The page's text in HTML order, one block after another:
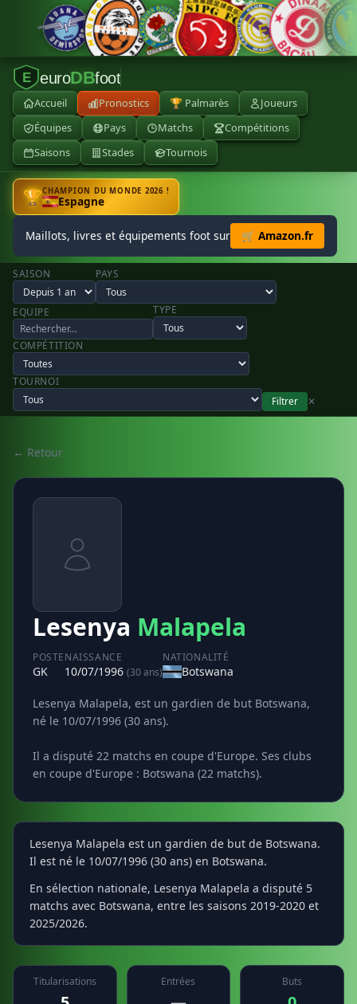
E euroDBfoot
Accueil Pronostics 🏆 Palmarès
Joueurs
Équipes
Pays Matchs
Compétitions
Saisons
Stades Tournois
🏆CHAMPION DU MONDE 2026 !
Espagne
Maillots, livres et équipements foot sur 🛒 Amazon.fr
SAISON PAYS
EQUIPE TYPE
COMPÉTITION
TOURNOI
Filtrer
✕
← Retour
Lesenya Malapela
POSTE
GK
NAISSANCE
10/07/1996 (30 ans)
NATIONALITÉ
Botswana
Lesenya Malapela, est un gardien de but Botswana,
né le 10/07/1996 (30 ans).
Il a disputé 22 matchs en coupe d'Europe. Ses clubs
en coupe d'Europe : Botswana (22 matchs).
Lesenya Malapela est un gardien de but de Botswana.
Il est né le 10/07/1996 (30 ans) en Botswana.
En sélection nationale, Lesenya Malapela a disputé 5
matchs avec Botswana, entre les saisons 2019-2020 et
2025/2026.
Titularisations Entrées Buts